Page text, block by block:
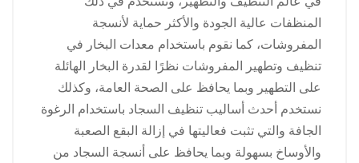
المنظفات عالية الجودة والأكثر حماية لأنسجة
المفروشات، كما نقوم باستخدام معدات البخار في
تنظيف وتطهير المفروشات نظرًا لقدرة البخار الهائلة
على التطهير وبما يحافظ على الصحة العامة، وكذلك
نستخدم أحدث أساليب تنظيف السجاد باستخدام الرغوة
الجافة والتي تثبت فعاليتها في إزالة البقع الصعبة
والأوساخ بسهولة وبما يحافظ على أنسجة السجاد من